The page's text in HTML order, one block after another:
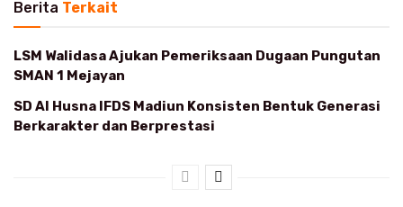
Berita Terkait
LSM Walidasa Ajukan Pemeriksaan Dugaan Pungutan
SMAN 1 Mejayan
SD Al Husna IFDS Madiun Konsisten Bentuk Generasi
Berkarakter dan Berprestasi